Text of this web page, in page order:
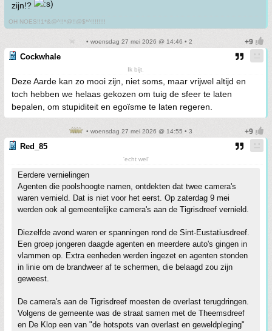
zijn!?
OH NOES!!1*&@^!!*@!!@$*^!!!!!!!!
• woensdag 27 mei 2026 @ 14:46 • 2
Cockwhale
Ik bijt.
Deze Aarde kan zo mooi zijn, niet soms, maar vrijwel altijd en
toch hebben we helaas gekozen om tuig de sfeer te laten
bepalen, om stupiditeit en egoïsme te laten regeren.
• woensdag 27 mei 2026 @ 14:55 • 3
Red_85
'echt wel'
Eerdere vernielingen
Agenten die poolshoogte namen, ontdekten dat twee camera's
waren vernield. Dat is niet voor het eerst. Op zaterdag 9 mei
werden ook al gemeentelijke camera's aan de Tigrisdreef vernield.
Diezelfde avond waren er spanningen rond de Sint-Eustatiusdreef.
Een groep jongeren daagde agenten en meerdere auto's gingen in
vlammen op. Extra eenheden werden ingezet en agenten stonden
in linie om de brandweer af te schermen, die belaagd zou zijn
geweest.
De camera's aan de Tigrisdreef moesten de overlast terugdringen.
Volgens de gemeente was de straat samen met de Theemsdreef
en De Klop een van "de hotspots van overlast en geweldpleging"